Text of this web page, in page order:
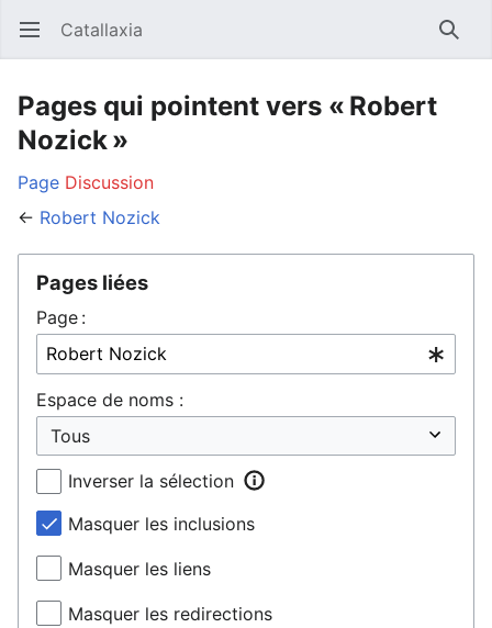
Ouvrir le menu principal Catallaxia
Pages qui pointent vers « Robert
Nozick »
Page Discussion
← Robert Nozick
Pages liées
Page :
Espace de noms :
Inverser la sélection
Masquer les inclusions
Masquer les liens
Masquer les redirections